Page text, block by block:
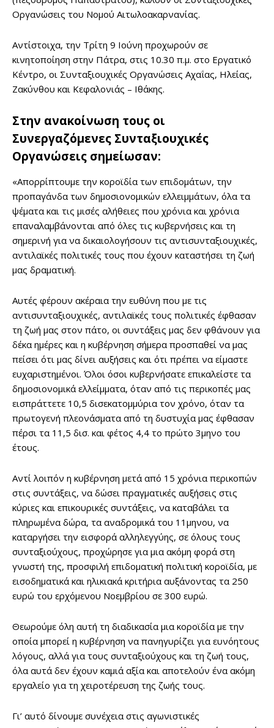
Οργανώσεις του Νομού Αιτωλοακαρνανίας.
Αντίστοιχα, την Τρίτη 9 Ιούνη προχωρούν σε
κινητοποίηση στην Πάτρα, στις 10.30 π.μ. στο Εργατικό
Κέντρο, οι Συνταξιουχικές Οργανώσεις Αχαΐας, Ηλείας,
Ζακύνθου και Κεφαλονιάς – Ιθάκης.
Στην ανακοίνωση τους οι
Συνεργαζόμενες Συνταξιουχικές
Οργανώσεις σημείωσαν:
«Απορρίπτουμε την κοροϊδία των επιδομάτων, την
προπαγάνδα των δημοσιονομικών ελλειμμάτων, όλα τα
ψέματα και τις μισές αλήθειες που χρόνια και χρόνια
επαναλαμβάνονται από όλες τις κυβερνήσεις και τη
σημερινή για να δικαιολογήσουν τις αντισυνταξιουχικές,
αντιλαϊκές πολιτικές τους που έχουν καταστήσει τη ζωή
μας δραματική.
Αυτές φέρουν ακέραια την ευθύνη που με τις
αντισυνταξιουχικές, αντιλαϊκές τους πολιτικές έφθασαν
τη ζωή μας στον πάτο, οι συντάξεις μας δεν φθάνουν για
δέκα ημέρες και η κυβέρνηση σήμερα προσπαθεί να μας
πείσει ότι μας δίνει αυξήσεις και ότι πρέπει να είμαστε
ευχαριστημένοι. Όλοι όσοι κυβερνήσατε επικαλείστε τα
δημοσιονομικά ελλείμματα, όταν από τις περικοπές μας
εισπράττετε 10,5 δισεκατομμύρια τον χρόνο, όταν τα
πρωτογενή πλεονάσματα από τη δυστυχία μας έφθασαν
πέρσι τα 11,5 δισ. και φέτος 4,4 το πρώτο 3μηνο του
έτους.
Αντί λοιπόν η κυβέρνηση μετά από 15 χρόνια περικοπών
στις συντάξεις, να δώσει πραγματικές αυξήσεις στις
κύριες και επικουρικές συντάξεις, να καταβάλει τα
πληρωμένα δώρα, τα αναδρομικά του 11μηνου, να
καταργήσει την εισφορά αλληλεγγύης, σε όλους τους
συνταξιούχους, προχώρησε για μια ακόμη φορά στη
γνωστή της, προσφιλή επιδοματική πολιτική κοροϊδία, με
εισοδηματικά και ηλικιακά κριτήρια αυξάνοντας τα 250
ευρώ του ερχόμενου Νοεμβρίου σε 300 ευρώ.
Θεωρούμε όλη αυτή τη διαδικασία μια κοροϊδία με την
οποία μπορεί η κυβέρνηση να πανηγυρίζει για ευνόητους
λόγους, αλλά για τους συνταξιούχους και τη ζωή τους,
όλα αυτά δεν έχουν καμιά αξία και αποτελούν ένα ακόμη
εργαλείο για τη χειροτέρευση της ζωής τους.
Γι’ αυτό δίνουμε συνέχεια στις αγωνιστικές